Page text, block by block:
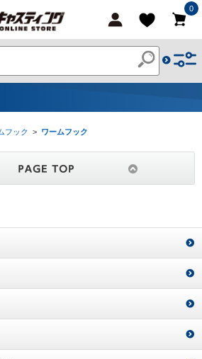
0
フック > ワームフック